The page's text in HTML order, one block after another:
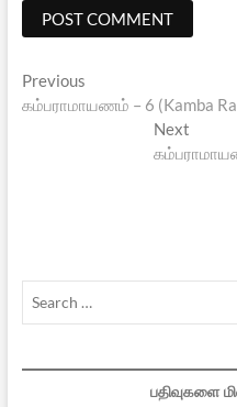
Post
navigation
PreviousPrevious
post:
கம்பராமாயணம் – 6 (Kamba
Next
post:
பதிவுகளை